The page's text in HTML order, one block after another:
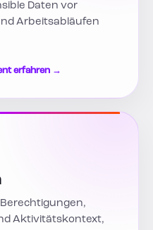
Daten vor
Arbeitsabläufen
erfahren →
Aktivitätskontext,